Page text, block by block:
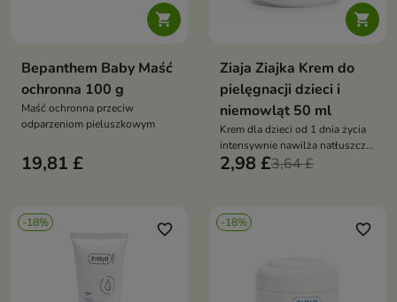

Bepanthem Baby Maść
ochronna 100 g
Maść ochronna przeciw
odparzeniom pieluszkowym
19,81 £

Ziaja Ziajka Krem do
pielęgnacji dzieci i
niemowląt 50 ml
Krem dla dzieci od 1 dnia życia
intensywnie nawilża natłuszcza
i chroni skórę wzmacnia barierę
2,98 £3,64 £
-18% favorite_border -18% favorite_border